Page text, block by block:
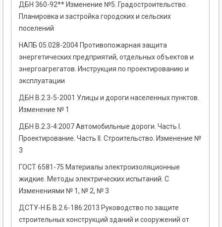
ДБН 360-92** Изменение №5. Градостроительство.
Планировка и застройка городских и сельских
поселений
НАПБ 05.028-2004 Противопожарная защита
энергетических предприятий, отдельных объектов и
энергоагрегатов. Инструкция по проектированию и
эксплуатации
ДБН В.2.3-5-2001 Улицы и дороги населенных пунктов.
Изменение № 1
ДБН В.2.3-4:2007 Автомобильные дороги. Часть I.
Проектирование. Часть II. Строительство. Изменение №
3
ГОСТ 6581-75 Материалы электроизоляционные
жидкие. Методы электрических испытаний. С
Изменениями № 1, № 2, № 3
ДСТУ-Н Б В.2.6-186:2013 Руководство по защите
строительных конструкций зданий и сооружений от